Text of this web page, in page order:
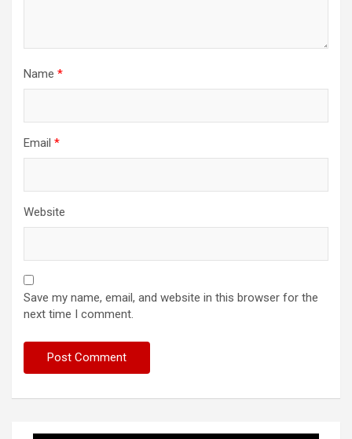
Name *
Email *
Website
Save my name, email, and website in this browser for the
next time I comment.